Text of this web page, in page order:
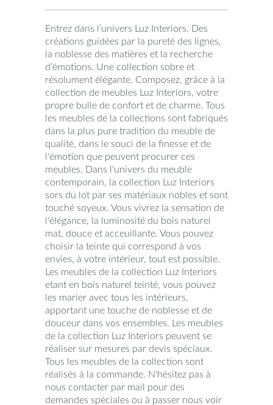
Entrez dans l’univers Luz Interiors. Des
créations guidées par la pureté des lignes,
la noblesse des matières et la recherche
d’émotions. Une collection sobre et
résolument élégante. Composez, grâce à la
collection de meubles Luz Interiors, votre
propre bulle de confort et de charme. Tous
les meubles de la collections sont fabriqués
dans la plus pure tradition du meuble de
qualité, dans le souci de la finesse et de
l'émotion que peuvent procurer ces
meubles. Dans l'univers du meuble
contemporain, la collection Luz Interiors
sors du lot par ses matériaux nobles et sont
touché soyeux. Vous vivrez la sensation de
l'élégance, la luminosité du bois naturel
mat, douce et acceuillante. Vous pouvez
choisir la teinte qui correspond à vos
envies, à votre intérieur, tout est possible.
Les meubles de la collection Luz Interiors
etant en bois naturel teinté, vous pouvez
les marier avec tous les intérieurs,
apportant une touche de noblesse et de
douceur dans vos ensembles. Les meubles
de la collection Luz Interiors peuvent se
réaliser sur mesures par devis spéciaux.
Tous les meubles de la collection sont
réalisés à la commande. N'hésitez pas à
nous contacter par mail pour des
demandes spéciales ou à passer nous voir